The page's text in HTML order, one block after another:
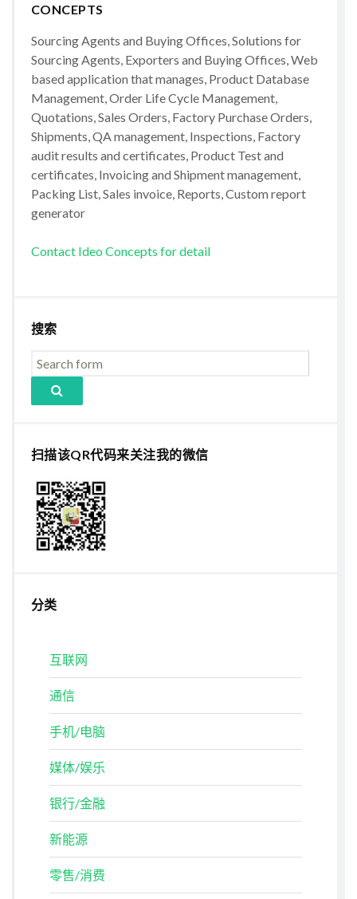
CONCEPTS
Sourcing Agents and Buying Offices, Solutions for
Sourcing Agents, Exporters and Buying Offices, Web
based application that manages, Product Database
Management, Order Life Cycle Management,
Quotations, Sales Orders, Factory Purchase Orders,
Shipments, QA management, Inspections, Factory
audit results and certificates, Product Test and
certificates, Invoicing and Shipment management,
Packing List, Sales invoice, Reports, Custom report
generator
Contact Ideo Concepts for detail
搜索
扫描该QR代码来关注我的微信
分类
互联网
通信
手机/电脑
媒体/娱乐
银行/金融
新能源
零售/消费